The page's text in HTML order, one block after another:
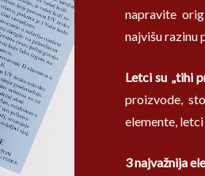
napravite
najvišu razinu
Letci su „tihi
proizvode,
elemente,
3 najvažnija